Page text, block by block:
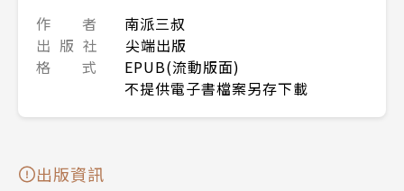
作 者
南派三叔
出 版 社
尖端出版
格 式
EPUB(流動版面)
不提供電子書檔案另存下載
出版資訊